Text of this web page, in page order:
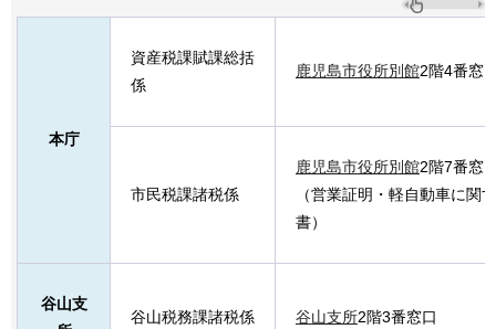
本庁
資産税課賦課総括
係
鹿児島市役所別館2階4番窓
市民税課諸税係
鹿児島市役所別館2階7番窓
（営業証明・軽自動車に関
書）
谷山支
谷山税務課諸税係 谷山支所2階3番窓口